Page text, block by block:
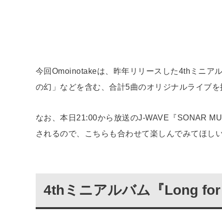
今回Omoinotakeは、昨年リリースした4thミニア
の幻」などを含む、合計5曲のオリジナルライブ
なお、本日21:00から放送のJ-WAVE『SONAR
されるので、こちらも合わせて楽しんでみてほし
4thミニアルバム『Long